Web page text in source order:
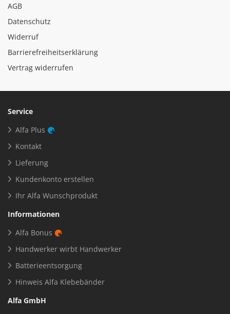
AGB
Datenschutz
Widerruf
Barrierefreiheitserklärung
Vertrag widerrufen
Service
Alfa Plus
Kontakt
Lieferung
Kundenkonto erstellen
Ihr Alfa Wunschprodukt
Informationen
Alfa Bonus
Handwerker wirbt Handwerker
Batterieentsorgung
Hinweis Alfa Klebebänder
Alfa GmbH